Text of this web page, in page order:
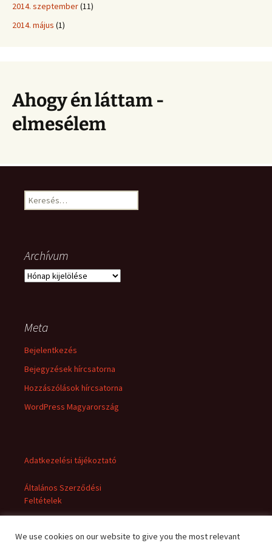
2014. szeptember(11)
2014. május (1)
Ahogy én láttam -
elmesélem
Keresés:
Archívum
Archívum
Meta
Bejelentkezés
Bejegyzések hírcsatorna
Hozzászólások hírcsatorna
WordPress Magyarország
Adatkezelési tájékoztató
Általános Szerződési
Feltételek
We use cookies on our website to give you the most relevant